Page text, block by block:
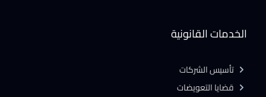
الخدمات القانونية
تأسيس الشركات
قضايا التعويضات